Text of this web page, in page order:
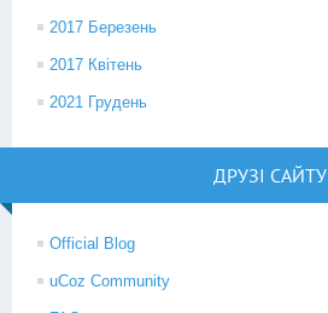
2017 Березень
2017 Квітень
2021 Грудень
ДРУЗІ САЙТУ
Official Blog
uCoz Community